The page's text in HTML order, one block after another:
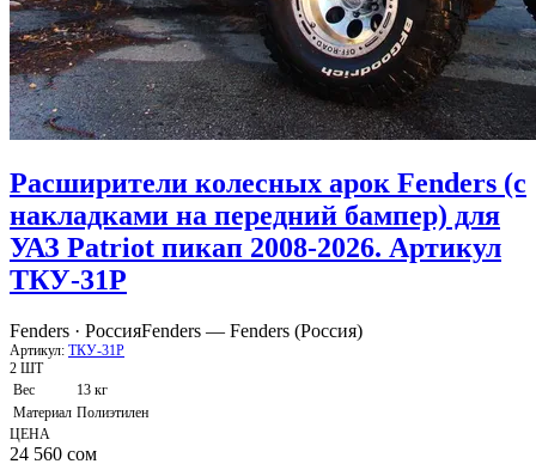
Расширители колесных арок Fenders (с
накладками на передний бампер) для
УАЗ Patriot пикап 2008-2026. Артикул
ТКУ-31Р
Fenders · РоссияFenders — Fenders (Россия)
Артикул: ТКУ-31Р
2 ШТ
Вес
13 кг
Материал Полиэтилен
ЦЕНА
24 560 сом